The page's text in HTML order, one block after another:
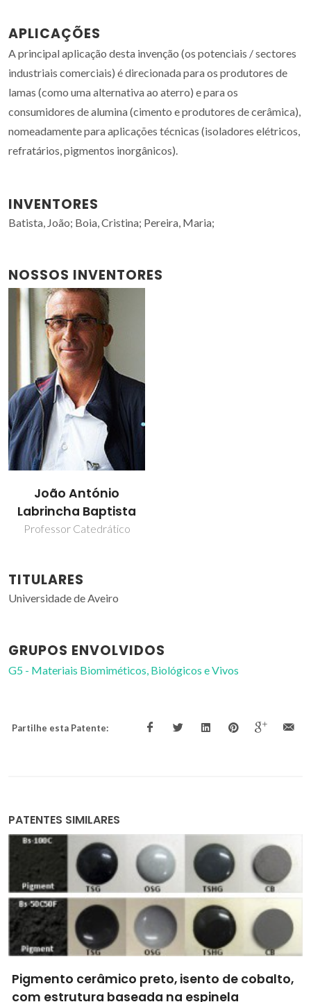
APLICAÇÕES
A principal aplicação desta invenção (os potenciais / sectores
industriais comerciais) é direcionada para os produtores de
lamas (como uma alternativa ao aterro) e para os
consumidores de alumina (cimento e produtores de cerâmica),
nomeadamente para aplicações técnicas (isoladores elétricos,
refratários, pigmentos inorgânicos).
INVENTORES
Batista, João; Boia, Cristina; Pereira, Maria;
NOSSOS INVENTORES
João António
Labrincha Baptista
Professor Catedrático
TITULARES
Universidade de Aveiro
GRUPOS ENVOLVIDOS
G5 - Materiais Biomiméticos, Biológicos e Vivos
Partilhe esta Patente:
PATENTES SIMILARES
Pigmentos cerâmicos à base de resíduos
industriais
Batista, João; Ribeiro, Manuel; Costa, Maria